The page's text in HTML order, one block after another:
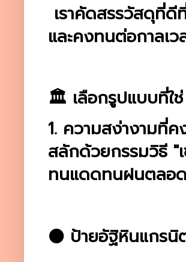
เราคัดสรรวัสดุที่
และคงทนต่อกาลเว
🏛️ เลือกรูปแบบที่ใ
1. ความสง่างามที่
สลักด้วยกรรมวิธี "
ทนแดดทนฝนตลอด
⚫ ป้ายอัฐิหินแกรนิ